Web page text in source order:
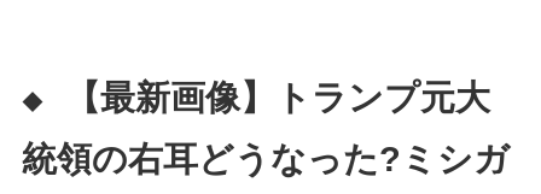
◆
【最新画像】トランプ元大
統領の右耳どうなった?ミシガ